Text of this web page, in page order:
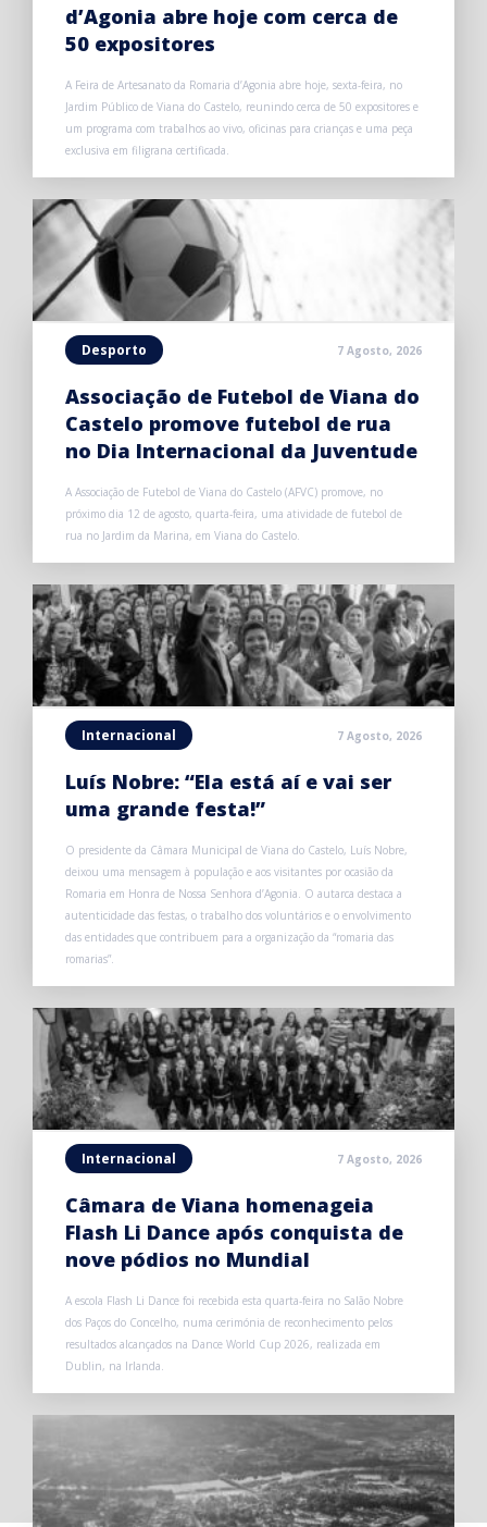
d’Agonia abre hoje com cerca de
50 expositores
A Feira de Artesanato da Romaria d’Agonia abre hoje, sexta-feira, no
Jardim Público de Viana do Castelo, reunindo cerca de 50 expositores e
um programa com trabalhos ao vivo, oficinas para crianças e uma peça
exclusiva em filigrana certificada.
Desporto 7 Agosto, 2026
Associação de Futebol de Viana do
Castelo promove futebol de rua
no Dia Internacional da Juventude
A Associação de Futebol de Viana do Castelo (AFVC) promove, no
próximo dia 12 de agosto, quarta-feira, uma atividade de futebol de
rua no Jardim da Marina, em Viana do Castelo.
Internacional 7 Agosto, 2026
Luís Nobre: “Ela está aí e vai ser
uma grande festa!”
O presidente da Câmara Municipal de Viana do Castelo, Luís Nobre,
deixou uma mensagem à população e aos visitantes por ocasião da
Romaria em Honra de Nossa Senhora d’Agonia. O autarca destaca a
autenticidade das festas, o trabalho dos voluntários e o envolvimento
das entidades que contribuem para a organização da “romaria das
romarias”.
Internacional 7 Agosto, 2026
Câmara de Viana homenageia
Flash Li Dance após conquista de
nove pódios no Mundial
A escola Flash Li Dance foi recebida esta quarta-feira no Salão Nobre
dos Paços do Concelho, numa cerimónia de reconhecimento pelos
resultados alcançados na Dance World Cup 2026, realizada em
Dublin, na Irlanda.